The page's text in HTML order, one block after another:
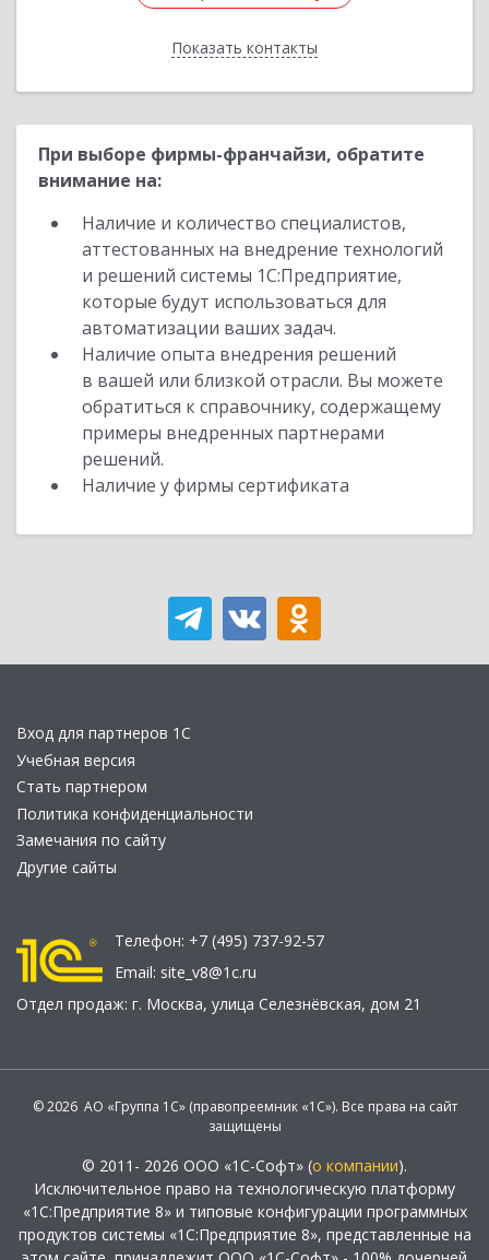
Показать контакты
Назад
При выборе фирмы-франчайзи, обратите
внимание на:
Наличие и количество специалистов,
аттестованных на внедрение технологий
и решений системы 1С:Предприятие,
которые будут использоваться для
автоматизации ваших задач.
Наличие опыта внедрения решений
в вашей или близкой отрасли. Вы можете
обратиться к справочнику, содержащему
примеры внедренных партнерами
решений.
Наличие у фирмы сертификата
Вход для партнеров 1С
Учебная версия
Стать партнером
Политика конфиденциальности
Замечания по сайту
Другие сайты
Телефон: +7 (495) 737-92-57
Email: site_v8@1c.ru
Отдел продаж: г. Москва, улица Селезнёвская, дом 21
© 2026 АО «Группа 1С» (правопреемник «1С»). Все права на сайт
защищены
© 2011- 2026 ООО «1С-Софт» (о компании).
Исключительное право на технологическую платформу
«1С:Предприятие 8» и типовые конфигурации программных
продуктов системы «1С:Предприятие 8», представленные на